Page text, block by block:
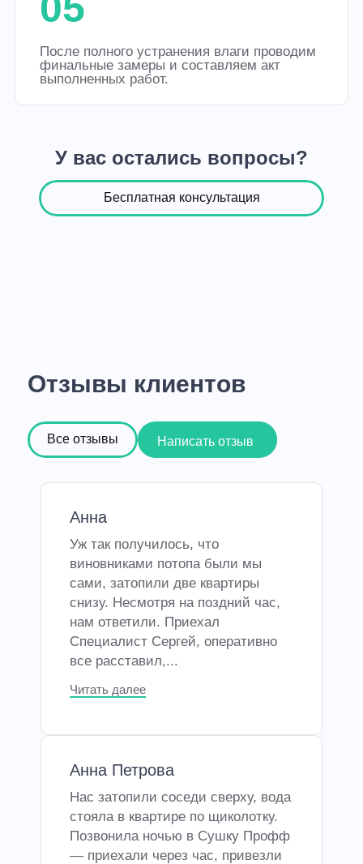
После полного устранения влаги проводим
финальные замеры и составляем акт
выполненных работ.
У вас остались вопросы?
Бесплатная консультация
Отзывы клиентов
Все отзывы Написать отзыв
Анна
Уж так получилось, что
виновниками потопа были мы
сами, затопили две квартиры
снизу. Несмотря на поздний час,
нам ответили. Приехал
Специалист Сергей, оперативно
все расставил,...
Читать далее
Анна Петрова
Нас затопили соседи сверху, вода
стояла в квартире по щиколотку.
Позвонила ночью в Сушку Профф
— приехали через час, привезли